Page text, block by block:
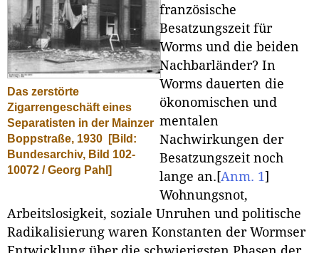
Das zerstörte
Zigarrengeschäft eines
Separatisten in der Mainzer
Boppstraße, 1930
[Bild:
Bundesarchiv, Bild 102-
10072 / Georg Pahl]
französische
Besatzungszeit für
Worms und die beiden
Nachbarländer? In
Worms dauerten die
ökonomischen und
mentalen
Nachwirkungen der
Besatzungszeit noch
lange an. [Anm. 1]
Wohnungsnot,
Arbeitslosigkeit, soziale Unruhen und politische
Radikalisierung waren Konstanten der Wormser